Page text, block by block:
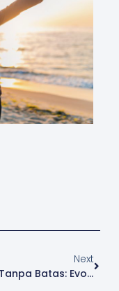
Next
Cantik Tanpa Batas: Evolusi Kosmetik Dari Zaman Ke Zaman